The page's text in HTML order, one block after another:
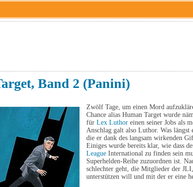
Band 2 (Panini)
Zwölf Tage, um einen Mord
Chance alias Human Target wurde
für Lex Luthor einen seiner Jobs als
Anschlag galt also Luthor. Was
die er dank des langsam wirkenden
Einiges wurde bereits klar, wie dass
League International zu finden sein
Superhelden-Reihe zuzuordnen ist.
schlechter geht, die Mitglieder der
unterstützen will und mit der er eine